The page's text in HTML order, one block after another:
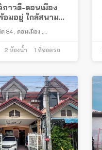
าวดี-ดอนเมือง
อมอยู่ ใกล้สนาม
84 , ดอนเมือง ,
2 ห้องน้ำ 1 ที่จอดรถ